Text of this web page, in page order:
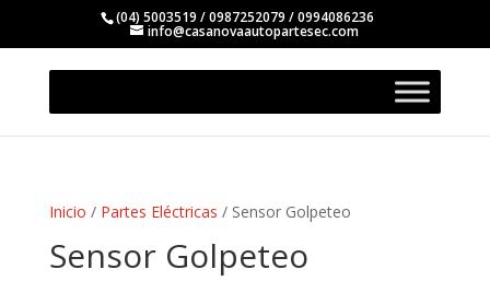
(04) 5003519 / 0987252079 / 0994086236
info@casanovaautopartesec.com
Inicio / Partes Eléctricas / Sensor Golpeteo
Sensor Golpeteo